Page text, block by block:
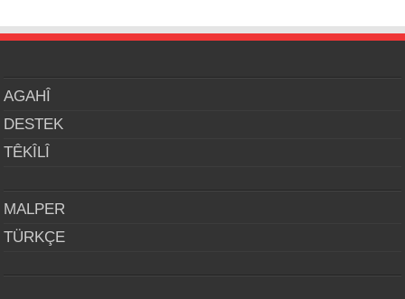
AGAHÎ
DESTEK
TÊKÎLÎ
MALPER
TÜRKÇE